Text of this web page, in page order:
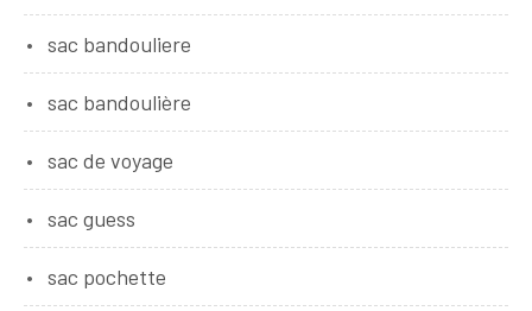
sac bandouliere
sac bandoulière
sac de voyage
sac guess
sac pochette